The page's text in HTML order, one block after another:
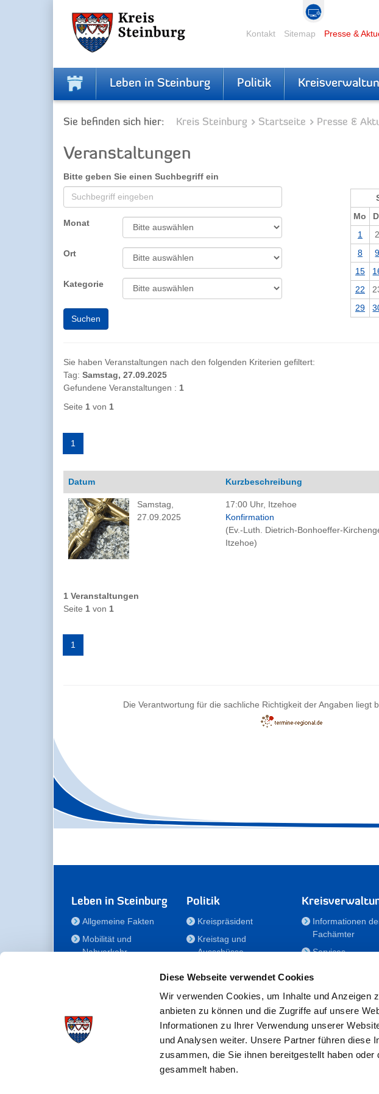
Diese Webseite verwendet Cookies
Wir verwenden Cookies, um Inhalte und Anzeigen
anbieten zu können und die Zugriffe auf unsere
Informationen zu Ihrer Verwendung unserer
und Analysen weiter. Unsere Partner führen diese
zusammen, die Sie ihnen bereitgestellt haben
gesammelt haben.
Kontakt Sitemap Presse &
Leben in Steinburg Politik
Sie befinden sich hier: Kreis Steinburg Startseite Presse &
Veranstaltungen
Mo
1
2
8
9
15
22
29
Bitte geben Sie einen Suchbegriff ein
Monat
Ort
Kategorie
Sie haben Veranstaltungen nach den folgenden Kriterien gefiltert:
Tag: Samstag, 27.09.2025
Gefundene Veranstaltungen : 1
Seite 1 von 1
1
Datum Kurzbeschreibung
Samstag,
27.09.2025
17:00 Uhr, Itzehoe
Konfirmation
(Ev.-Luth. Dietrich-Bonhoeffer-
Itzehoe)
1 Veranstaltungen
Seite 1 von 1
1
Die Verantwortung für die sachliche Richtigkeit der Angaben liegt
Leben in Steinburg
Allgemeine Fakten
Mobilität und
Nahverkehr
Gesundheit
Bildung
Politik
Kreispräsident
Kreistag und
Ausschüsse
für Menschen mit
Behinderung
Der
Kreisseniorenbeirat
Förderstiftung
Fördergesellschaft/Sportförderung
Informationen
Fachämter
Services
Nachwuchskräfte
Notdienste
Formulare/
RSS-Feeds